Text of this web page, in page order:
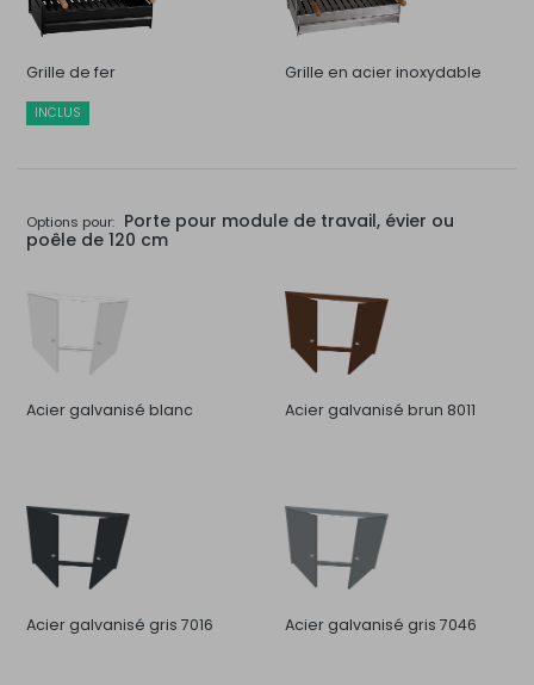
Grille de fer
INCLUS
Grille en acier inoxydable
Options pour: Porte pour module de travail, évier ou
poêle de 120 cm
Acier galvanisé blanc Acier galvanisé brun 8011
Acier galvanisé gris 7016 Acier galvanisé gris 7046